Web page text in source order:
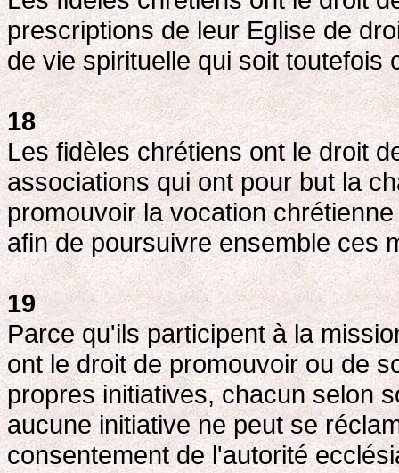
prescriptions de leur Eglise de
de vie spirituelle qui soit toutefois
18
Les fidèles chrétiens ont le droit
associations qui ont pour but la
promouvoir la vocation
afin de poursuivre ensemble ces
19
Parce qu'ils participent à la
ont le droit de promouvoir ou de
propres initiatives, chacun selon
aucune initiative ne peut se
consentement de l'autorité